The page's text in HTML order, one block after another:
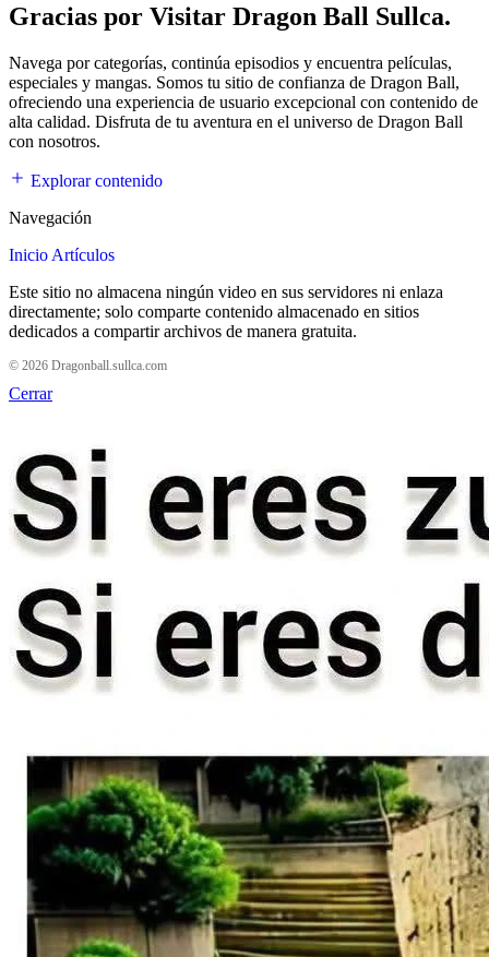
Gracias por Visitar Dragon Ball Sullca.
Navega por categorías, continúa episodios y encuentra películas,
especiales y mangas. Somos tu sitio de confianza de Dragon Ball,
ofreciendo una experiencia de usuario excepcional con contenido de
alta calidad. Disfruta de tu aventura en el universo de Dragon Ball
con nosotros.
Explorar contenido
Navegación
Inicio Artículos
Este sitio no almacena ningún video en sus servidores ni enlaza
directamente; solo comparte contenido almacenado en sitios
dedicados a compartir archivos de manera gratuita.
© 2026 Dragonball.sullca.com
Cerrar